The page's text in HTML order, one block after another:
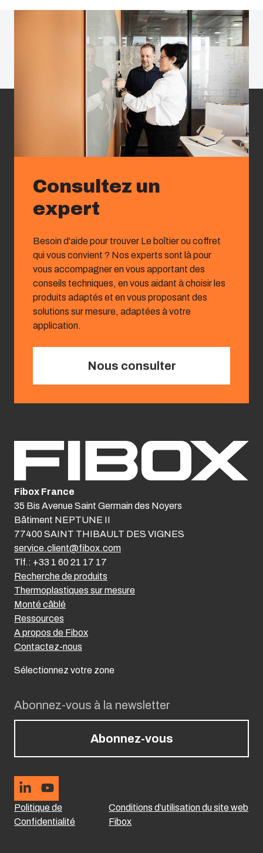
Consultez un
expert
Besoin d'aide pour trouver Le boîtier ou coffret
qui vous convient ? Nos experts sont là pour
vous accompagner en vous apportant des
conseils techniques, en vous aidant à choisir les
produits adaptés et en vous proposant des
solutions sur mesure, adaptées à votre
application.
Nous consulter
Abonnez-vous à la newsletter
Abonnez-vous
Politique de
Confidentialité
Conditions d’utilisation du site web
Fibox
Recherche de produits
Thermoplastiques sur mesure
Monté câblé
Ressources
A propos de Fibox
Contactez-nous
Sélectionnez votre zone
Fibox France
35 Bis Avenue Saint Germain des Noyers
Bâtiment NEPTUNE II
77400 SAINT THIBAULT DES VIGNES
service.client@fibox.com
Tlf.: +33 1 60 21 17 17